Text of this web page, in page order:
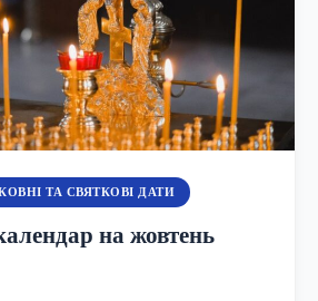
ТА СВЯТКОВІ ДАТИ
на жовтень